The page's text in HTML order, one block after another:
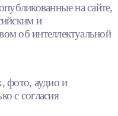
на сайте,
и
об интеллектуальной
фото, аудио и
с согласия